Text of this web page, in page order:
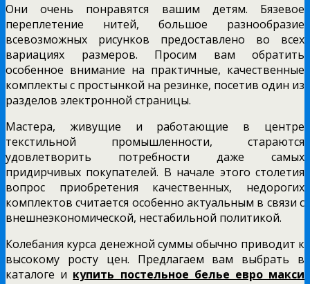
Они очень понравятся вашим детям. Бязевое
переплетение нитей, большое разнообразие
всевозможных рисунков предоставлено во всех
вариациях размеров. Просим вам обратить
особенное внимание на практичные, качественные
комплекты с простынкой на резинке, посетив один из
разделов электронной страницы.
Мастера, живущие и работающие в центре
текстильной промышленности, стараются
удовлетворить потребности даже самых
придирчивых покупателей. В начале этого столетия
вопрос приобретения качественных, недорогих
комплектов считается особенно актуальным в связи с
внешнеэкономической, нестабильной политикой.
Колебания курса денежной суммы обычно приводит к
высокому росту цен. Предлагаем вам выбрать в
каталоге и купить постельное белье евро макси